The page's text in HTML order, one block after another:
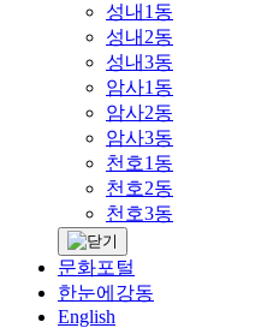
성내1동
성내2동
성내3동
암사1동
암사2동
암사3동
천호1동
천호2동
천호3동
문화포털
한눈에강동
English